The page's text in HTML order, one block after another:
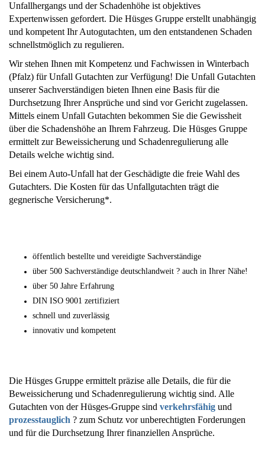
Unfallhergangs und der Schadenhöhe ist objektives
Expertenwissen gefordert. Die Hüsges Gruppe erstellt unabhängig
und kompetent Ihr Autogutachten, um den entstandenen Schaden
schnellstmöglich zu regulieren.
Wir stehen Ihnen mit Kompetenz und Fachwissen in Winterbach
(Pfalz) für Unfall Gutachten zur Verfügung! Die Unfall Gutachten
unserer Sachverständigen bieten Ihnen eine Basis für die
Durchsetzung Ihrer Ansprüche und sind vor Gericht zugelassen.
Mittels einem Unfall Gutachten bekommen Sie die Gewissheit
über die Schadenshöhe an Ihrem Fahrzeug. Die Hüsges Gruppe
ermittelt zur Beweissicherung und Schadenregulierung alle
Details welche wichtig sind.
Bei einem Auto-Unfall hat der Geschädigte die freie Wahl des
Gutachters. Die Kosten für das Unfallgutachten trägt die
gegnerische Versicherung*.
öffentlich bestellte und vereidigte Sachverständige
über 500 Sachverständige deutschlandweit ? auch in Ihrer Nähe!
über 50 Jahre Erfahrung
DIN ISO 9001 zertifiziert
schnell und zuverlässig
innovativ und kompetent
Die Hüsges Gruppe ermittelt präzise alle Details, die für die
Beweissicherung und Schadenregulierung wichtig sind. Alle
Gutachten von der Hüsges-Gruppe sind verkehrsfähig und
prozesstauglich ? zum Schutz vor unberechtigten Forderungen
und für die Durchsetzung Ihrer finanziellen Ansprüche.